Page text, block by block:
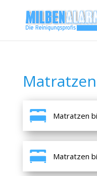
Matratzen
Matratzen